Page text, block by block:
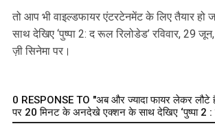
तो आप भी वाइल्डफायर एंटरटेनमेंट के लिए तैयार हो
साथ देखिए ‘पुष्पा 2: द रूल रिलोडेड’ रविवार, 29
ज़ी सिनेमा पर।
0 RESPONSE TO "अब और ज्यादा फायर लेकर लौटे हैं
पर 20 मिनट के अनदेखे एक्शन के साथ देखिए ‘पुष्पा 2 :